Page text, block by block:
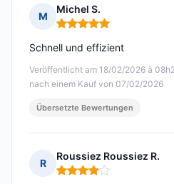
M
Michel S.
Hinweis: 5 von 5
Veröffentlicht am 18/02/2026 à
nach einem Kauf von 07/02/2026
Schnell und effizient
Übersetzte Bewertungen
R
Roussiez Roussiez R.
Hinweis: 4 von 5